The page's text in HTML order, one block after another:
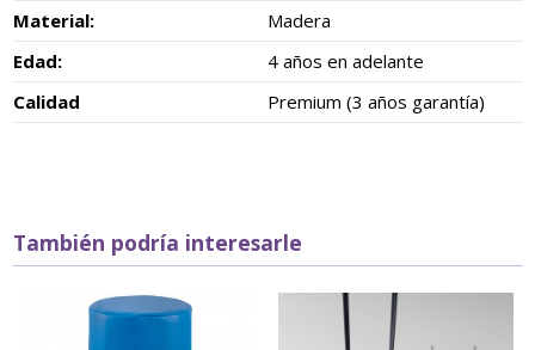
Material:
Madera
Edad:
4 años en adelante
Calidad
Premium (3 años garantía)
También podría interesarle